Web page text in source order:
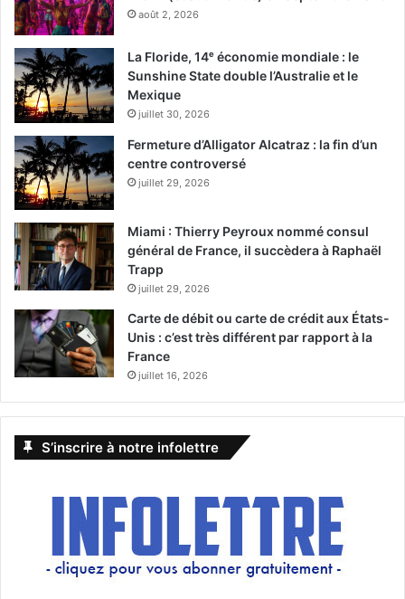
août 2, 2026
La Floride, 14ᵉ économie mondiale : le
Sunshine State double l’Australie et le
Mexique
juillet 30, 2026
Fermeture d’Alligator Alcatraz : la fin d’un
centre controversé
juillet 29, 2026
Miami : Thierry Peyroux nommé consul
général de France, il succèdera à Raphaël
Trapp
juillet 29, 2026
Carte de débit ou carte de crédit aux États-
Unis : c’est très différent par rapport à la
France
juillet 16, 2026
S’inscrire à notre infolettre